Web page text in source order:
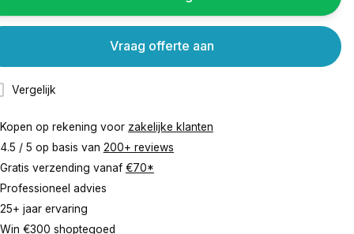
Vergelijk
Vraag offerte aan
Kopen op rekening voor zakelijke klanten
4.5 / 5 op basis van 200+ reviews
Gratis verzending vanaf €70*
Professioneel advies
25+ jaar ervaring
Win €300 shoptegoed